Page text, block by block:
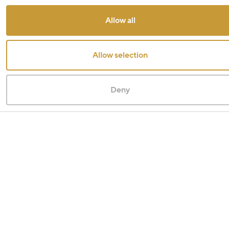
Allow all
Allow selection
Deny